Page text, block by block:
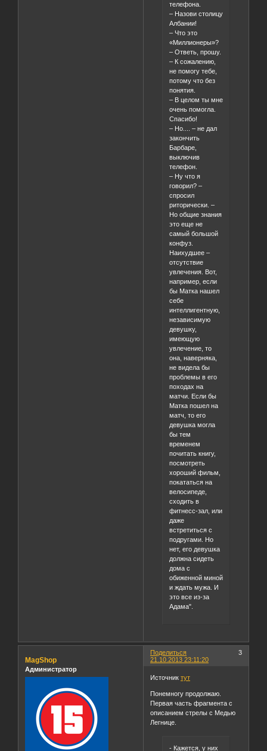
телефона.
– Назови столицу
Албании!
– Что это
«Миллионеры»?
– Ответь, прошу.
– К сожалению,
не помогу тебе,
потому что без
понятия.
– В целом ты мне
очень помогла.
Спасибо!
– Но.... – не дал
закончить
Барбаре,
выключив
телефон.
– Ну что я
говорил? –
спросил
риторически. –
Но общие знания
это еще не
самый большой
конфуз.
Наихудшее –
отсутствие
увлечения. Вот,
например, если
бы Матка нашел
себе
интеллигентную,
независимую
девушку,
имеющую
увлечение, то
она, наверняка,
не видела бы
проблемы в его
походах на
матчи. Если бы
Матка пошел на
матч, то его
девушка могла
бы тем
временем
почитать книгу,
посмотреть
хороший фильм,
покататься на
велосипеде,
сходить в
фитнесс-зал, или
даже
встретиться с
подругами. Но
нет, его девушка
должна сидеть
дома с
обиженной миной
и ждать мужа. И
это все из-за
Адама".
Поделиться
3
21.10.2013 23:11:20
MagShop
Администратор
Источниктут
Понемногу продолжаю.
Первая часть фрагмента с
описанием стрелы с Медью
Легнице.
- Кажется, у них